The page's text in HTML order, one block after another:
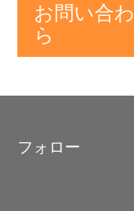
お問い合
ら
フォロー